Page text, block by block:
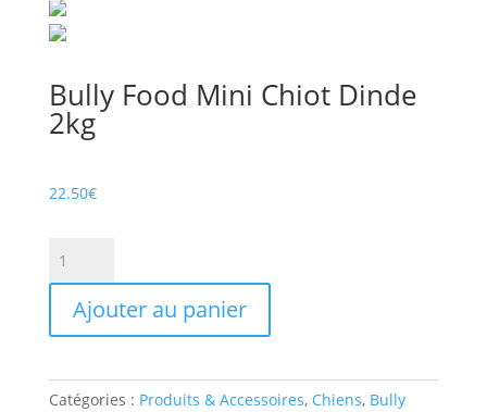
Bully Food Mini Chiot Dinde
2kg
22.50€
Bully
Food
Chiot
Dinde
Ajouter au panier
Catégories : Produits & Accessoires, Chiens, Bully